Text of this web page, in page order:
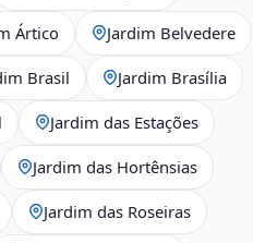
Ártico Jardim Belvedere
Brasil Jardim Brasília
Jardim das Estações
Jardim das Hortênsias
Jardim das Roseiras